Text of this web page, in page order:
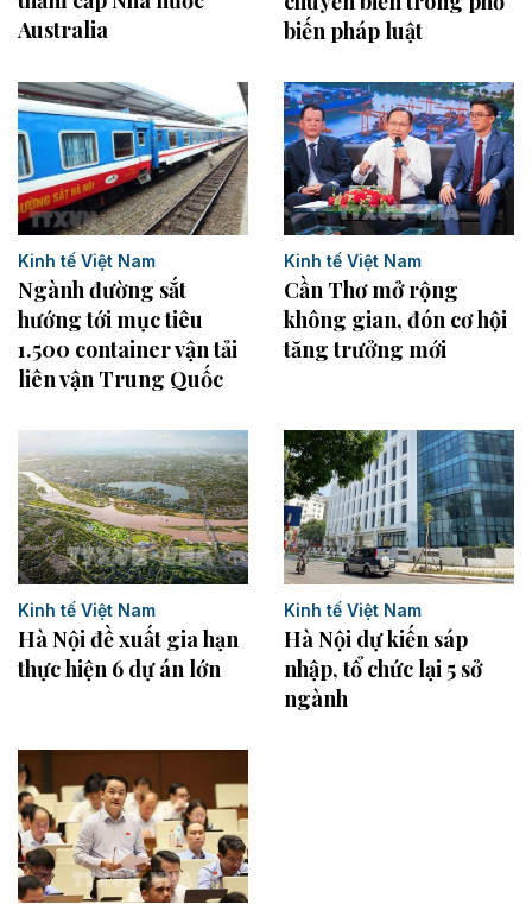
Australia
biến pháp luật
Kinh tế Việt Nam
Ngành đường sắt
hướng tới mục tiêu
1.500 container vận tải
liên vận Trung Quốc
Kinh tế Việt Nam
Cần Thơ mở rộng
không gian, đón cơ hội
tăng trưởng mới
Kinh tế Việt Nam
Hà Nội đề xuất gia hạn
thực hiện 6 dự án lớn
Kinh tế Việt Nam
Hà Nội dự kiến sáp
nhập, tổ chức lại 5 sở
ngành